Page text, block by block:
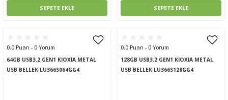
SEPETE EKLE SEPETE EKLE
0.0 Puan - 0 Yorum
64GB USB3.2 GEN1 KIOXIA METAL
USB BELLEK LU366S064GG4
0.0 Puan - 0 Yorum
128GB USB3.2 GEN1 KIOXIA METAL
USB BELLEK LU366S128GG4